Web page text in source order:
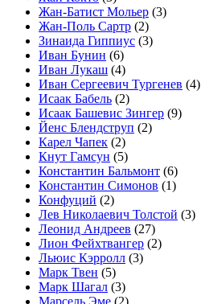
Жан-Батист Мольер (3)
Жан-Поль Сартр (2)
Зинаида Гиппиус (3)
Иван Бунин (6)
Иван Лукаш (4)
Иван Сергеевич Тургенев (4)
Исаак Бабель (2)
Исаак Башевис Зингер (9)
Йенс Блендструп (2)
Карел Чапек (2)
Кнут Гамсун (5)
Константин Бальмонт (6)
Константин Симонов (1)
Конфуций (2)
Лев Николаевич Толстой (3)
Леонид Андреев (27)
Лион Фейхтвангер (2)
Льюис Кэрролл (3)
Марк Твен (5)
Марк Шагал (3)
Марсель Эме (2)